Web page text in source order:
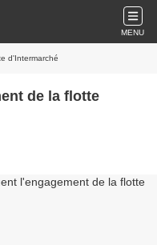
MENU
d'Intermarché
de la flotte